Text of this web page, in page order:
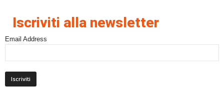
Iscriviti alla newsletter
Email Address